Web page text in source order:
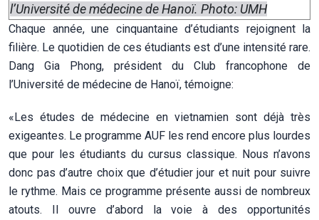
l’Université de médecine de Hanoï. Photo: UMH
Chaque année, une cinquantaine d’étudiants rejoignent la
filière. Le quotidien de ces étudiants est d’une intensité rare.
Dang Gia Phong, président du Club francophone de
l’Université de médecine de Hanoï, témoigne:
«Les études de médecine en vietnamien sont déjà très
exigeantes. Le programme AUF les rend encore plus lourdes
que pour les étudiants du cursus classique. Nous n’avons
donc pas d’autre choix que d’étudier jour et nuit pour suivre
le rythme. Mais ce programme présente aussi de nombreux
atouts. Il ouvre d’abord la voie à des opportunités